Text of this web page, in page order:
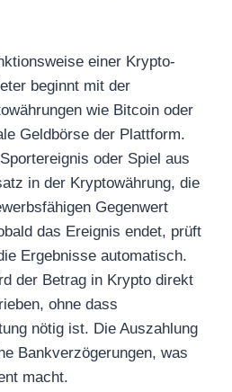
einer Krypto-
beginnt mit der
wie Bitcoin oder
Geldbörse der Plattform.
oder Spiel aus
in der Kryptowährung, die
Gegenwert
das Ereignis endet, prüft
Ergebnisse automatisch.
der Betrag in Krypto direkt
ohne dass
nötig ist. Die Auszahlung
Bankverzögerungen, was
macht.